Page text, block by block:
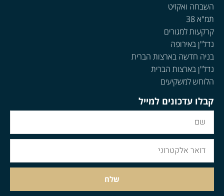
השבחה ואקזיט
תמ"א 38
קרקעות למגורים
נדל"ן באירופה
בניה חדשה בארצות הברית
נדל"ן בארצות הברית
הלוחש למשקיעים
קבלו עדכונים למייל
שלח